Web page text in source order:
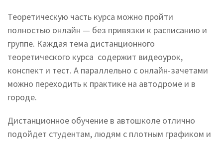
Теоретическую часть курса можно пройти
полностью онлайн — без привязки к расписанию и
группе. Каждая тема дистанционного
теоретического курса содержит видеоурок,
конспект и тест. А параллельно с онлайн-зачетами
можно переходить к практике на автодроме и в
городе.
Дистанционное обучение в автошколе отлично
подойдет студентам, людям с плотным графиком и